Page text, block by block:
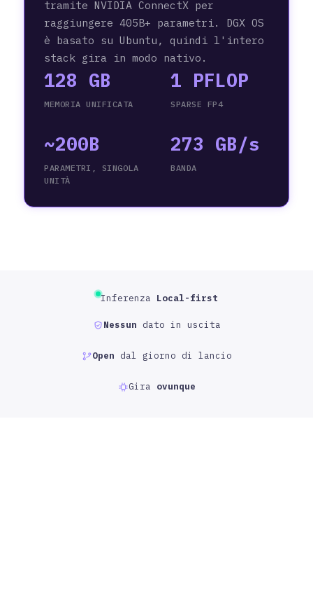
tramite NVIDIA ConnectX per
raggiungere 405B+ parametri. DGX OS
è basato su Ubuntu, quindi l'intero
stack gira in modo nativo.
128 GB
MEMORIA UNIFICATA
1 PFLOP
SPARSE FP4
~200B
PARAMETRI, SINGOLA
UNITÀ
273 GB/s
BANDA
Inferenza Local-first
Nessun dato in uscita
Open dal giorno di lancio
Gira ovunque